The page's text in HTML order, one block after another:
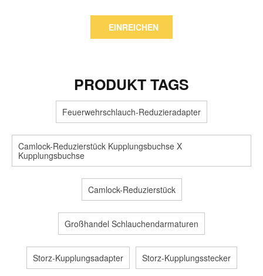
EINREICHEN
PRODUKT TAGS
Feuerwehrschlauch-Reduzieradapter
Camlock-Reduzierstück Kupplungsbuchse X
Kupplungsbuchse
Camlock-Reduzierstück
Großhandel Schlauchendarmaturen
Storz-Kupplungsadapter Storz-Kupplungsstecker